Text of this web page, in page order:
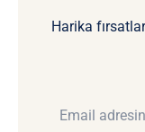
Harika